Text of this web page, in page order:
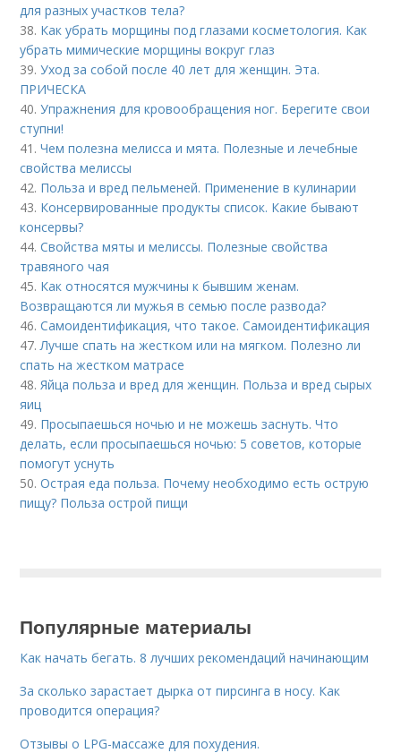
для разных участков тела?
38. Как убрать морщины под глазами косметология. Как
убрать мимические морщины вокруг глаз
39.Уход за собой после 40 лет для женщин. Эта.
ПРИЧЕСКА
40.Упражнения для кровообращения ног. Берегите свои
ступни!
41.Чем полезна мелисса и мята. Полезные и лечебные
свойства мелиссы
42. Польза и вред пельменей. Применение в кулинарии
43. Консервированные продукты список. Какие бывают
консервы?
44.Свойства мяты и мелиссы. Полезные свойства
травяного чая
45. Как относятся мужчины к бывшим женам.
Возвращаются ли мужья в семью после развода?
46.Самоидентификация, что такое. Самоидентификация
47. Лучше спать на жестком или на мягком. Полезно ли
спать на жестком матрасе
48. Яйца польза и вред для женщин. Польза и вред сырых
яиц
49. Просыпаешься ночью и не можешь заснуть. Что
делать, если просыпаешься ночью: 5 советов, которые
помогут уснуть
50.Острая еда польза. Почему необходимо есть острую
пищу? Польза острой пищи
Популярные материалы
Как начать бегать. 8 лучших рекомендаций начинающим
За сколько зарастает дырка от пирсинга в носу. Как
проводится операция?
Отзывы о LPG-массаже для похудения.